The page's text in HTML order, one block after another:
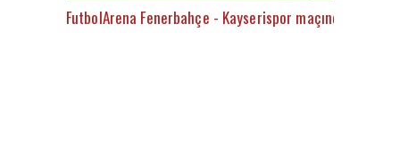
FutbolArena Fenerbahçe - Kayserispor maçında